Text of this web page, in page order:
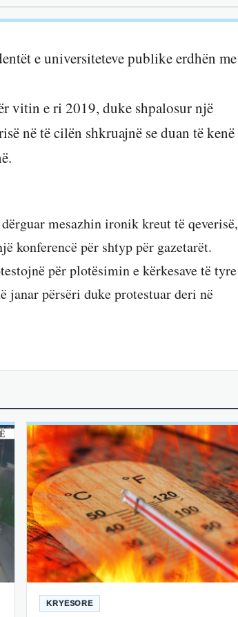
e universiteteve publike erdhën me
vitin e ri 2019, duke shpalosur një
në të cilën shkruajnë se duan të kenë
mesazhin ironik kreut të qeverisë,
konferencë për shtyp për gazetarët.
për plotësimin e kërkesave të tyre
janar përsëri duke protestuar deri në
KRYESORE